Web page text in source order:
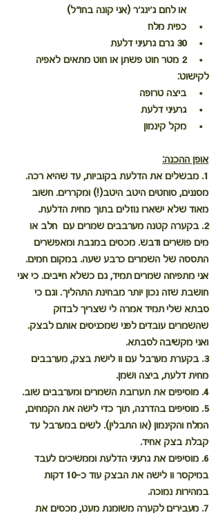
או לחם ג'ינג'ר (אני קונה בחו"ל)
כפית מלח
30 גרם גרעיני דלעת
2 מטר חוט פשתן או חוט מתאים לאפיה
לקישוט:
ביצה טרופה
גרעיני דלעת
מקל קינמון
אופן ההכנה:
1. מבשלים את הדלעת בקוביות, עד שהיא רכה.
מסננים, סוחטים היטב היטב(!) ומקררים. חשוב
מאוד שלא ישארו נוזלים בתוך מחית הדלעת.
2. בקערה קטנה מערבבים שמרים עם  חלב או
מים פושרים ודבש. מכסים במגבת ומאפשרים
התססה של השמרים כרבע שעה. במקום חמים.
אני מתפיחה שמרים תמיד, גם כשלא חייבים. כי אני
חושבת שזה נכון יותר מבחינת התהליך. וגם כי
סבתא שלי תמיד אמרה לי שצריך לבדוק
שהשמרים עובדים לפני שמכניסים אותם לבצק.
ואני מקשיבה לסבתא.
3. בקערת מערבל עם וו לישת בצק, מערבבים
מחית דלעת, ביצה ושמן.
4. מוסיפים את תערובת השמרים ומערבבים שוב.
5. מוסיפים בהדרגה, תוך כדי לישה את הקמחים,
המלח והקינמון (או התבלין). לשים במערבל עד
קבלת בצק אחיד.
6. מוסיפים את גרעיני הדלעת וממשיכים לעבד
במיקסר וו לישה את הבצק עוד כ-10 דקות
במהירות נמוכה.
7. מעבירים לקערה משומנת מעט, מכסים את